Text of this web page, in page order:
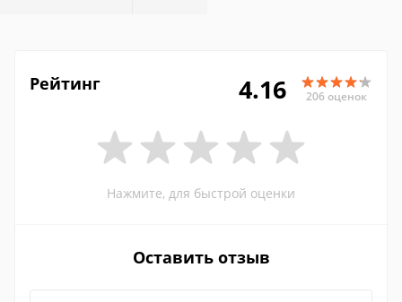
Рейтинг 4.16 206 оценок
Нажмите, для быстрой оценки
Оставить отзыв